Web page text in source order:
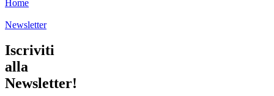
Home
Newsletter
Iscriviti
alla
Newsletter!